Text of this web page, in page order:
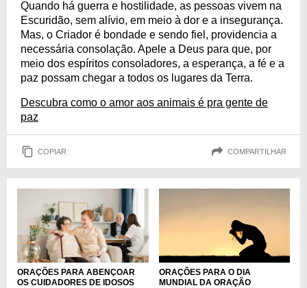
Quando há guerra e hostilidade, as pessoas vivem na
Escuridão, sem alívio, em meio à dor e a insegurança.
Mas, o Criador é bondade e sendo fiel, providencia a
necessária consolação. Apele a Deus para que, por
meio dos espíritos consoladores, a esperança, a fé e a
paz possam chegar a todos os lugares da Terra.
Descubra como o amor aos animais é pra gente de
paz
COPIAR COMPARTILHAR
ORAÇÕES PARA ABENÇOAR
OS CUIDADORES DE IDOSOS
ORAÇÕES PARA O DIA
MUNDIAL DA ORAÇÃO